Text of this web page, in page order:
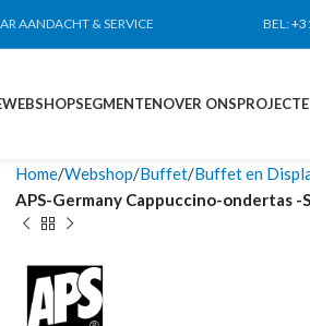
AANDACHT & SERVICE BEL:
WEBSHOPSEGMENTENOVER ONS
Home Webshop Buffet Buffet en
APS-Germany Cappuccino-ondertas -